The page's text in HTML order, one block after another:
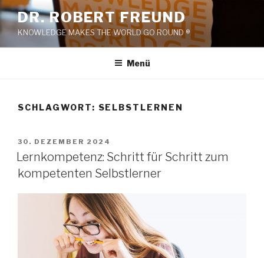
Zum
Inhalt
springen
DR. ROBERT FREUND
KNOWLEDGE MAKES THE WORLD GO ROUND ®
Menü
SCHLAGWORT: SELBSTLERNEN
VERÖFFENTLICHT
AM
30. DEZEMBER 2024
Lernkompetenz: Schritt für Schritt zum
kompetenten Selbstlerner